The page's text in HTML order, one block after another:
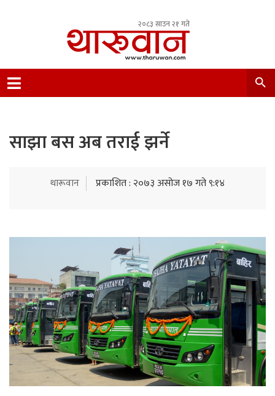
२०८३ साउन २१ गते
Nepal.
साझा बस अब तराई झर्ने
थारूवान प्रकाशित : २०७३ असोज १७ गते ९:१४